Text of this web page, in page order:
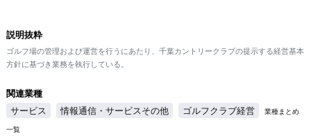
説明抜粋
ゴルフ場の管理および運営を行うにあたり、千葉カントリークラブの提示する経営基本
方針に基づき業務を執行している。
関連業種
サービス
情報通信・サービスその他 ゴルフクラブ経営
業種まとめ
一覧